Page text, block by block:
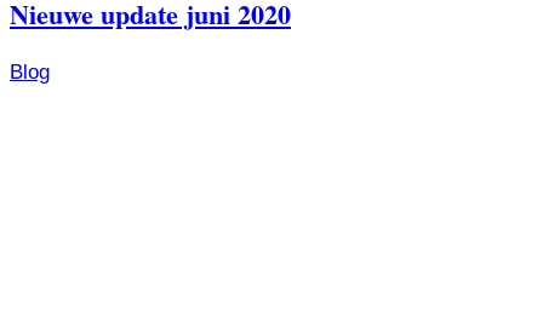
Nieuwe update juni 2020
Blog